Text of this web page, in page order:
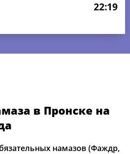
22:19
в Пронске на
намазов (Фаждр,